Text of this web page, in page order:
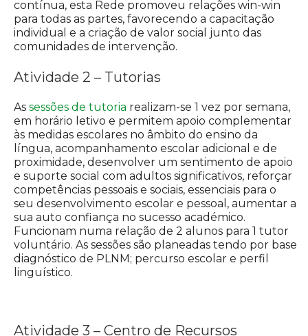
contínua, esta Rede promoveu relações win-win
para todas as partes, favorecendo a capacitação
individual e a criação de valor social junto das
comunidades de intervenção.
Atividade 2 – Tutorias
As sessões de tutoria realizam-se 1 vez por semana,
em horário letivo e permitem apoio complementar
às medidas escolares no âmbito do ensino da
língua, acompanhamento escolar adicional e de
proximidade, desenvolver um sentimento de apoio
e suporte social com adultos significativos, reforçar
competências pessoais e sociais, essenciais para o
seu desenvolvimento escolar e pessoal, aumentar a
sua auto confiança no sucesso académico.
Funcionam numa relação de 2 alunos para 1 tutor
voluntário. As sessões são planeadas tendo por base
diagnóstico de PLNM; percurso escolar e perfil
linguístico.
Atividade 3 – Centro de Recursos